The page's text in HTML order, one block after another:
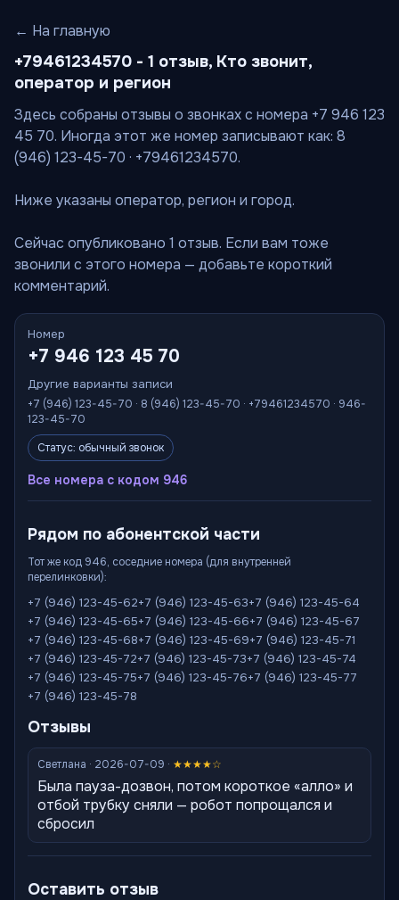
← На главную
+79461234570 - 1 отзыв, Кто звонит,
оператор и регион
Здесь собраны отзывы о звонках с номера +7 946 123
45 70. Иногда этот же номер записывают как: 8
(946) 123-45-70 · +79461234570.
Ниже указаны оператор, регион и город.
Сейчас опубликовано 1 отзыв. Если вам тоже
звонили с этого номера — добавьте короткий
комментарий.
Номер
+7 946 123 45 70
Другие варианты записи
+7 (946) 123-45-70 · 8 (946) 123-45-70 · +79461234570 · 946-
123-45-70
Статус: обычный звонок
Все номера с кодом 946
Рядом по абонентской части
Тот же код 946, соседние номера (для внутренней
перелинковки):
+7 (946) 123-45-62+7 (946) 123-45-63+7 (946) 123-45-64
+7 (946) 123-45-65+7 (946) 123-45-66+7 (946) 123-45-67
+7 (946) 123-45-68+7 (946) 123-45-69+7 (946) 123-45-71
+7 (946) 123-45-72+7 (946) 123-45-73+7 (946) 123-45-74
+7 (946) 123-45-75+7 (946) 123-45-76+7 (946) 123-45-77
+7 (946) 123-45-78
Отзывы
Светлана · 2026-07-09 · ★★★★☆
Была пауза-дозвон, потом короткое «алло» и
отбой трубку сняли — робот попрощался и
сбросил
Оставить отзыв